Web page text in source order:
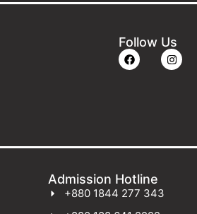
Follow Us
Admission Hotline
+880 1844 277 343